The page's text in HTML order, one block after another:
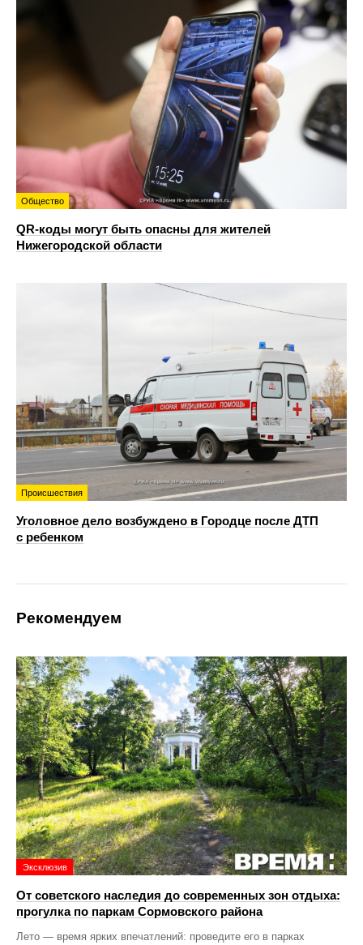
Общество
QR-коды могут быть опасны для жителей
Нижегородской области
Происшествия
Уголовное дело возбуждено в Городце после ДТП
с ребенком
Рекомендуем
Эксклюзив
От советского наследия до современных зон отдыха:
прогулка по паркам Сормовского района
Лето — время ярких впечатлений: проведите его в парках